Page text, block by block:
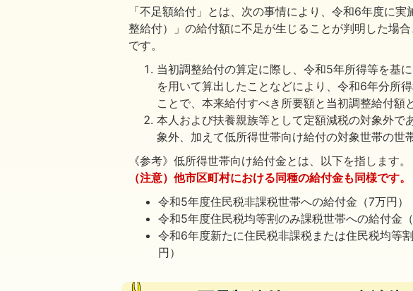
「不足額給付」とは、次の事情により、令和6年度に
整給付）」の給付額に不足が生じることが判明した場
です。
当初調整給付の算定に際し、令和5年所得等を基
を用いて算出したことなどにより、令和6年分所
ことで、本来給付すべき所要額と当初調整給付額
本人および扶養親族等として定額減税の対象外で
象外、加えて低所得世帯向け給付の対象世帯の世
《参考》低所得世帯向け給付金とは、以下を指します。
（注意）他市区町村における同種の給付金も同様です。
令和5年度住民税非課税世帯への給付金（7万円）
令和5年度住民税均等割のみ課税世帯への給付金（
令和6年度新たに住民税非課税または住民税均等
円）